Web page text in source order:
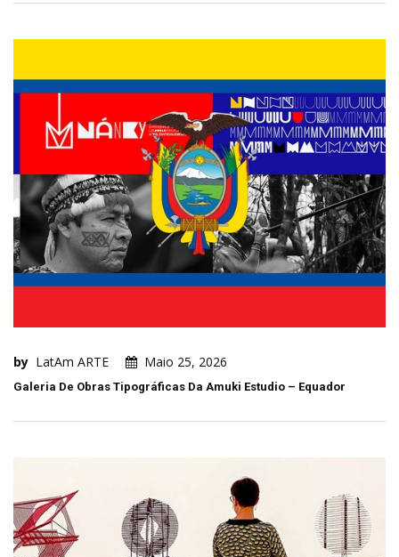
by LatAm ARTE Maio 25, 2026
Galeria De Obras Tipográficas Da Amuki Estudio – Equador